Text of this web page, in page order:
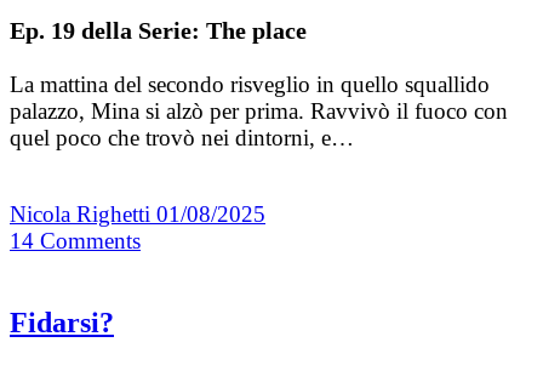
Ep. 19 della Serie: The place
La mattina del secondo risveglio in quello squallido
palazzo, Mina si alzò per prima. Ravvivò il fuoco con
quel poco che trovò nei dintorni, e…
Nicola Righetti 01/08/2025
14 Comments
Fidarsi?